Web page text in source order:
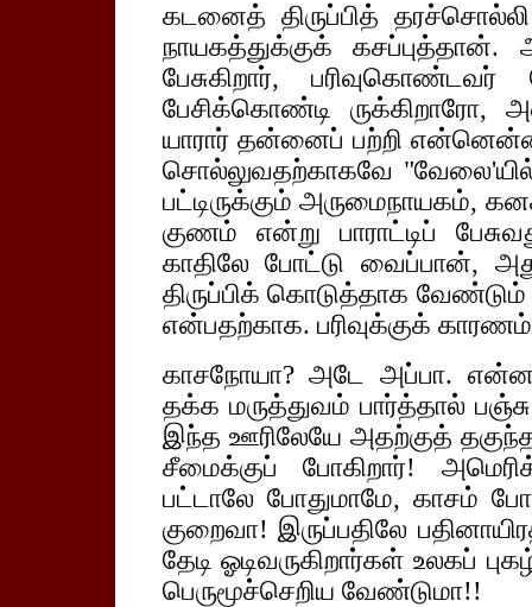
கடனைத் திருப்பித்
நாயகத்துக்குக்
பேசுகிறார்,
பேசிக்கொண்டி
யாரார் தன்னைப் பற்றி என்னென்ன
சொல்லுவதற்காகவே
பட்டிருக்கும் அருமைநாயகம்,
குணம் என்று பாராட்டிப்
காதிலே போட்டு வைப்பான்,
திருப்பிக் கொடுத்தாக வேண்டும்
என்பதற்காக. பரிவுக்குக்
காசநோயா? அடே அப்பா.
தக்க மருத்துவம் பார்த்தால்
இந்த ஊரிலேயே அதற்குத்
சீமைக்குப் போகிறார்!
பட்டாலே போதுமாமே, காசம்
குறைவா! இருப்பதிலே
தேடி ஓடிவருகிறார்கள் உலகப்
பெருமூச்செறிய வேண்டுமா!!